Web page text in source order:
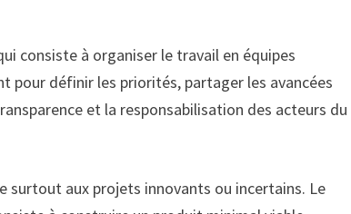
consiste à organiser le travail en équipes
pour définir les priorités, partager les avancées
et la responsabilisation des acteurs du
surtout aux projets innovants ou incertains. Le